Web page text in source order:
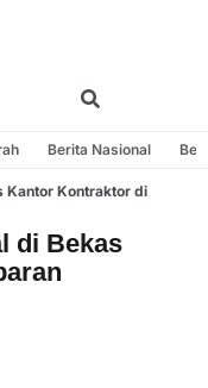
Berita Nasional
Kantor Kontraktor di
di Bekas